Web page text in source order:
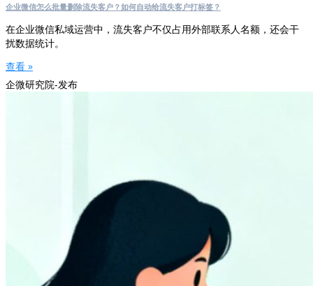
企业微信怎么批量删除流失客户？如何自动给流失客户打标签？
在企业微信私域运营中，流失客户不仅占用外部联系人名额，还会干
扰数据统计。
查看 »
企微研究院-发布